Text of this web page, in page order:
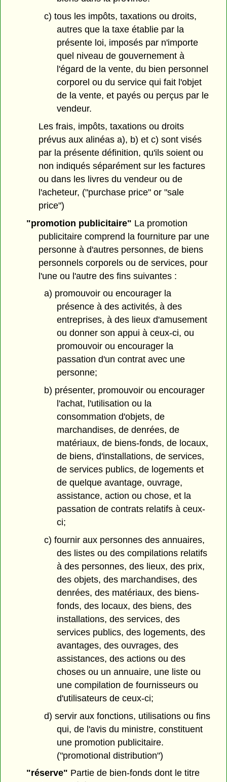
c) tous les impôts, taxations ou droits,
autres que la taxe établie par la
présente loi, imposés par n'importe
quel niveau de gouvernement à
l'égard de la vente, du bien personnel
corporel ou du service qui fait l'objet
de la vente, et payés ou perçus par le
vendeur.
Les frais, impôts, taxations ou droits
prévus aux alinéas a), b) et c) sont visés
par la présente définition, qu'ils soient ou
non indiqués séparément sur les factures
ou dans les livres du vendeur ou de
l'acheteur, ("purchase price" or "sale
price")
"promotion publicitaire" La promotion
publicitaire comprend la fourniture par une
personne à d'autres personnes, de biens
personnels corporels ou de services, pour
l'une ou l'autre des fins suivantes :
a) promouvoir ou encourager la
présence à des activités, à des
entreprises, à des lieux d'amusement
ou donner son appui à ceux-ci, ou
promouvoir ou encourager la
passation d'un contrat avec une
personne;
b) présenter, promouvoir ou encourager
l'achat, l'utilisation ou la
consommation d'objets, de
marchandises, de denrées, de
matériaux, de biens-fonds, de locaux,
de biens, d'installations, de services,
de services publics, de logements et
de quelque avantage, ouvrage,
assistance, action ou chose, et la
passation de contrats relatifs à ceux-
ci;
c) fournir aux personnes des annuaires,
des listes ou des compilations relatifs
à des personnes, des lieux, des prix,
des objets, des marchandises, des
denrées, des matériaux, des biens-
fonds, des locaux, des biens, des
installations, des services, des
services publics, des logements, des
avantages, des ouvrages, des
assistances, des actions ou des
choses ou un annuaire, une liste ou
une compilation de fournisseurs ou
d'utilisateurs de ceux-ci;
d) servir aux fonctions, utilisations ou fins
qui, de l'avis du ministre, constituent
une promotion publicitaire.
("promotional distribution")
"réserve" Partie de bien-fonds dont le titre